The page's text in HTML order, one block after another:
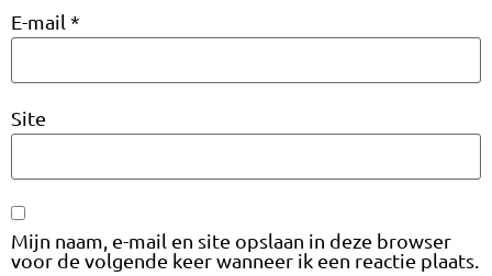
E-mail *
Site
Mijn naam, e-mail en site opslaan in deze browser
voor de volgende keer wanneer ik een reactie plaats.